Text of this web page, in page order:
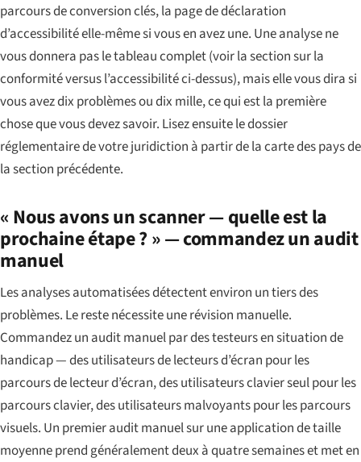
parcours de conversion clés, la page de déclaration
d’accessibilité elle-même si vous en avez une. Une analyse ne
vous donnera pas le tableau complet (voir la section sur la
conformité versus l’accessibilité ci-dessus), mais elle vous dira si
vous avez dix problèmes ou dix mille, ce qui est la première
chose que vous devez savoir. Lisez ensuite le dossier
réglementaire de votre juridiction à partir de la carte des pays de
la section précédente.
« Nous avons un scanner — quelle est la
prochaine étape ? » — commandez un audit
manuel
Les analyses automatisées détectent environ un tiers des
problèmes. Le reste nécessite une révision manuelle.
Commandez un audit manuel par des testeurs en situation de
handicap — des utilisateurs de lecteurs d’écran pour les
parcours de lecteur d’écran, des utilisateurs clavier seul pour les
parcours clavier, des utilisateurs malvoyants pour les parcours
visuels. Un premier audit manuel sur une application de taille
moyenne prend généralement deux à quatre semaines et met en